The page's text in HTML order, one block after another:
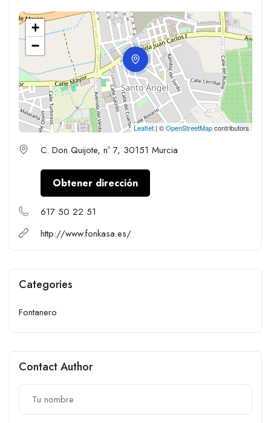
+
−
Leaflet | ©OpenStreetMapcontributors
C. Don Quijote, nº 7, 30151 Murcia
Obtener dirección
617 50 22 51
http://www.fonkasa.es/
Categories
Fontanero
Contact Author